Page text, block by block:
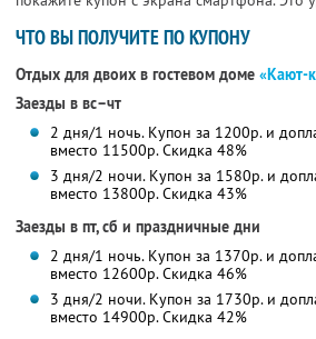
ЧТО ВЫ ПОЛУЧИТЕ ПО КУПОНУ
Отдых для двоих в гостевом доме «Кают-
Заезды в вс–чт
2 дня/1 ночь. Купон за 1200р. и
вместо 11500р. Скидка 48%
3 дня/2 ночи. Купон за 1580р. и
вместо 13800р. Скидка 43%
Заезды в пт, сб и праздничные дни
2 дня/1 ночь. Купон за 1370р. и
вместо 12600р. Скидка 46%
3 дня/2 ночи. Купон за 1730р. и
вместо 14900р. Скидка 42%